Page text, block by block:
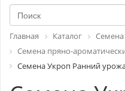
Главная Каталог
Семена
Семена пряно-
Семена Укроп Ранний